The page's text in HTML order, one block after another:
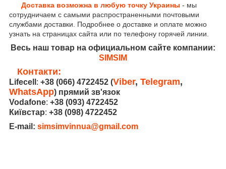
Доставка возможна в любую точку Украины - мы
сотрудничаем с самыми распространенными почтовыми
службами доставки. Подробнее о доставке и оплате можно
узнать на страницах сайта или по телефону горячей линии.
Весь наш товар на официальном сайте компании:
SIMSIM
Контакти:
Lifecell : +38 (066) 4722452 (Viber, Telegram,
WhatsApp) прямий зв'язок
Vodafone: +38 (093) 4722452
Київстар: +38 (098) 4722452
E-mail: simsimvinnua@gmail.com